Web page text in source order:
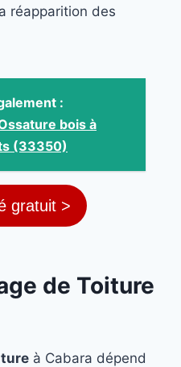
réapparition des
:
bois à
(33350)
gratuit >
de Toiture
à Cabara dépend